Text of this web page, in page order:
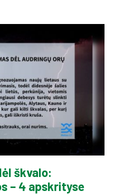
škvalo:
– 4 apskrityse